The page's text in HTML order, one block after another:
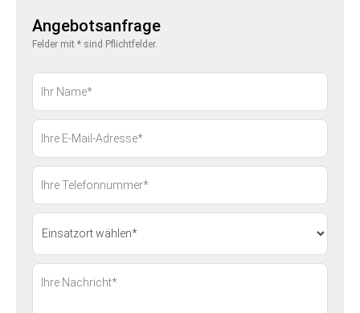
Angebotsanfrage
Felder mit * sind Pflichtfelder.